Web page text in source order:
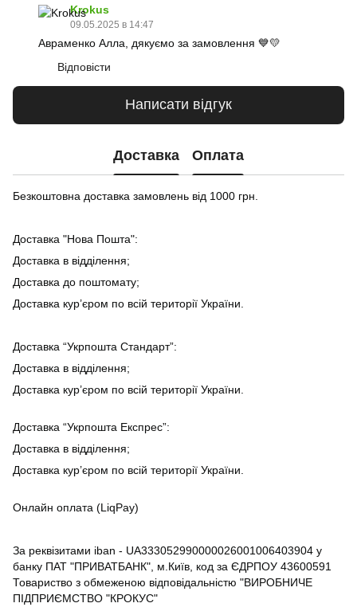
Krokus
09.05.2025 в 14:47
Авраменко Алла, дякуємо за замовлення 💙💛
Відповісти
Написати відгук
Доставка Оплата
Безкоштовна доставка замовлень від 1000 грн.
Доставка "Нова Пошта":
Доставка в відділення;
Доставка до поштомату;
Доставка кур’єром по всій території України.
Доставка “Укрпошта Стандарт”:
Доставка в відділення;
Доставка кур’єром по всій території України.
Доставка “Укрпошта Експрес”:
Доставка в відділення;
Доставка кур’єром по всій території України.
Онлайн оплата (LiqPay)
За реквізитами iban - UA333052990000026001006403904 у
банку ПАТ "ПРИВАТБАНК", м.Київ, код за ЄДРПОУ 43600591
Товариство з обмеженою відповідальністю "ВИРОБНИЧЕ
ПІДПРИЄМСТВО "КРОКУС"